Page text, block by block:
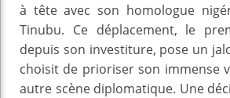
à tête avec son homologue
Tinubu. Ce déplacement, le
depuis son investiture, pose un
choisit de prioriser son immense
autre scène diplomatique. Une